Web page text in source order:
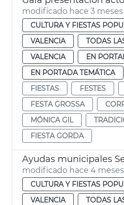
modificado hace 3 meses
CULTURA Y FIESTAS
VALENCIA
TODAS
VALENCIA
EN
EN PORTADA TEMÁTICA
FIESTAS
FESTES
FESTA GROSSA
MÓNICA GIL
FIESTA GORDA
modificado hace 4 meses
CULTURA Y FIESTAS
VALENCIA
TODAS